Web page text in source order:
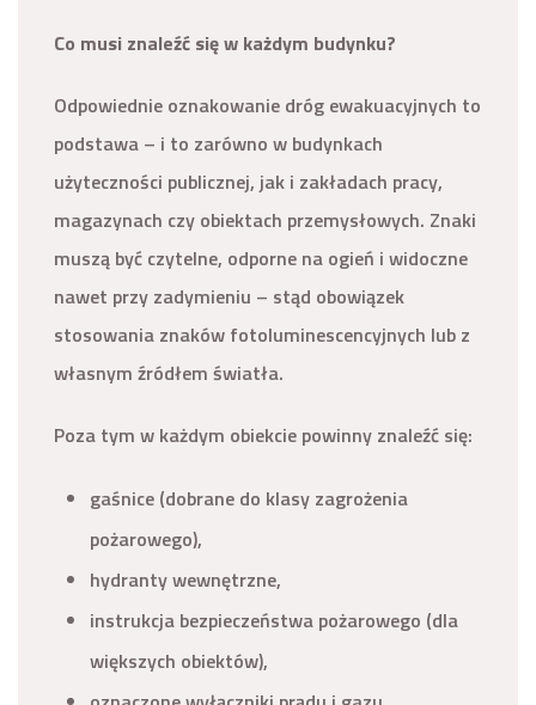
Co musi znaleźć się w każdym budynku?
Odpowiednie oznakowanie dróg ewakuacyjnych to
podstawa – i to zarówno w budynkach
użyteczności publicznej, jak i zakładach pracy,
magazynach czy obiektach przemysłowych. Znaki
muszą być czytelne, odporne na ogień i widoczne
nawet przy zadymieniu – stąd obowiązek
stosowania znaków fotoluminescencyjnych lub z
własnym źródłem światła.
Poza tym w każdym obiekcie powinny znaleźć się:
gaśnice (dobrane do klasy zagrożenia
pożarowego),
hydranty wewnętrzne,
instrukcja bezpieczeństwa pożarowego (dla
większych obiektów),